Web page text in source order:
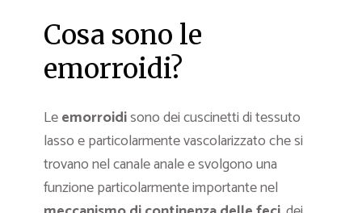
Cosa sono le
emorroidi?
Leemorroidisono dei cuscinetti di tessuto
lasso e particolarmente vascolarizzato che si
trovano nel canale anale e svolgono una
funzione particolarmente importante nel